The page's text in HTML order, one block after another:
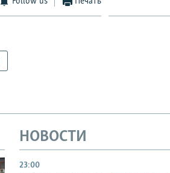
НОВОСТИ
23:00